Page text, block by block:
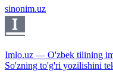
sinonim.uz
Imlo.uz — O'zbek tilining
So'zning to'g'ri yozilishini